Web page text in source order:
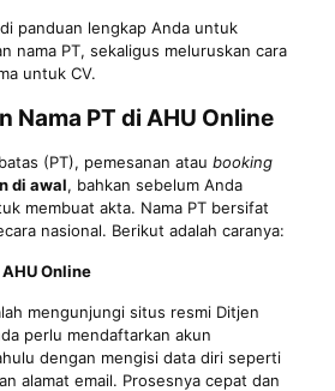
panduan lengkap Anda untuk
nama PT, sekaligus meluruskan cara
untuk CV.
Nama PT di AHU Online
(PT), pemesanan atau booking
di awal, bahkan sebelum Anda
membuat akta. Nama PT bersifat
nasional. Berikut adalah caranya:
Online
mengunjungi situs resmi Ditjen
perlu mendaftarkan akun
dengan mengisi data diri seperti
alamat email. Prosesnya cepat dan